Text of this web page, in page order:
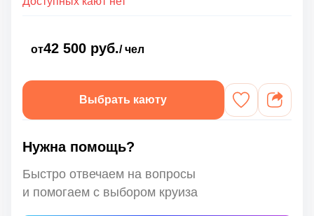
от42 500 руб./ чел
Выбрать каюту
Нужна помощь?
Быстро отвечаем на вопросы
и помогаем с выбором круиза